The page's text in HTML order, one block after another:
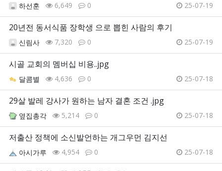
하선훈 6,649 0 25-07-19
20년전 동서식품 장학생 으로 뽑힌 사람의 후기
신림사 7,320 0 25-07-19
시골 교회의 멤버십 비용..jpg
달콤별 4,636 0 25-07-18
29살 발레 강사가 원하는 남자 결혼 조건 .jpg
옆집총각 5,214 0 25-07-18
저출산 정책에 소신발언하는 개그우먼 김지선
아시가루 4,954 0 25-07-18